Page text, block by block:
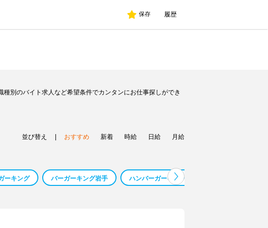
保存 履歴
別のバイト求人など希望条件でカンタンにお仕事探しができ
並び替え おすすめ 新着 時給 日給 月給
ーキング バーガーキング岩手 ハンバーガーキング